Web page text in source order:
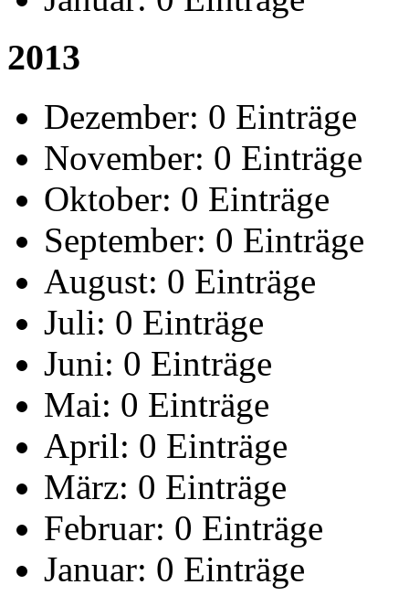
2013
Dezember: 0 Einträge
November: 0 Einträge
Oktober: 0 Einträge
September: 0 Einträge
August: 0 Einträge
Juli: 0 Einträge
Juni: 0 Einträge
Mai: 0 Einträge
April: 0 Einträge
März: 0 Einträge
Februar: 0 Einträge
Januar: 0 Einträge